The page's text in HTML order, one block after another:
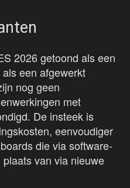
2026 getoond als een
een afgewerkt
nog geen
met
De insteek is
eenvoudiger
die via software-
van via nieuwe